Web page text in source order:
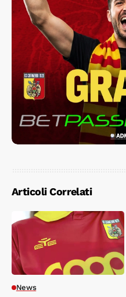
Articoli Correlati
News